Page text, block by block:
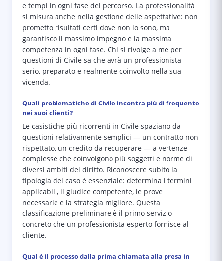
e tempi in ogni fase del percorso. La professionalità
si misura anche nella gestione delle aspettative: non
prometto risultati certi dove non lo sono, ma
garantisco il massimo impegno e la massima
competenza in ogni fase. Chi si rivolge a me per
questioni di Civile sa che avrà un professionista
serio, preparato e realmente coinvolto nella sua
vicenda.
Quali problematiche di Civile incontra più di frequente
nei suoi clienti?
Le casistiche più ricorrenti in Civile spaziano da
questioni relativamente semplici — un contratto non
rispettato, un credito da recuperare — a vertenze
complesse che coinvolgono più soggetti e norme di
diversi ambiti del diritto. Riconoscere subito la
tipologia del caso è essenziale: determina i termini
applicabili, il giudice competente, le prove
necessarie e la strategia migliore. Questa
classificazione preliminare è il primo servizio
concreto che un professionista esperto fornisce al
cliente.
Qual è il processo dalla prima chiamata alla presa in